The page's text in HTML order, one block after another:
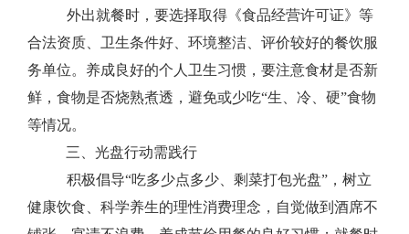
外出就餐时，要选择取得《食品经营许可证》等
合法资质、卫生条件好、环境整洁、评价较好的餐饮服
务单位。养成良好的个人卫生习惯，要注意食材是否新
鲜，食物是否烧熟煮透，避免或少吃“生、冷、硬”食物
等情况。
三、 光盘行动需践行
积极倡导“吃多少点多少、剩菜打包光盘” ， 树立
健康饮食、科学养生的理性消费理念，自觉做到酒席不